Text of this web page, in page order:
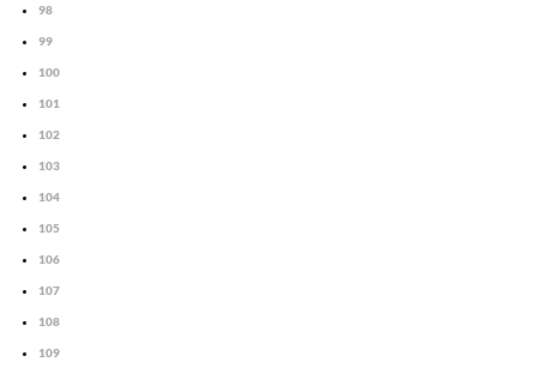
98
99
100
101
102
103
104
105
106
107
108
109